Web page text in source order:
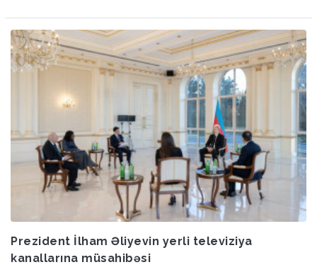
Prezident İlham Əliyevin yerli televiziya
kanallarına müsahibəsi